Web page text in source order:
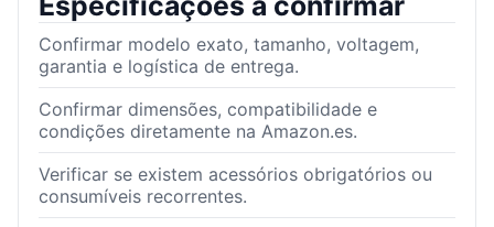
Confirmar modelo exato, tamanho, voltagem,
garantia e logística de entrega.
Confirmar dimensões, compatibilidade e
condições diretamente na Amazon.es.
Verificar se existem acessórios obrigatórios ou
consumíveis recorrentes.